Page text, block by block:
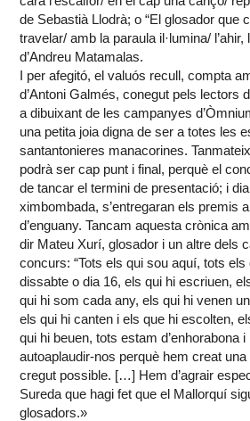
de Sebastià Llodrà; o “El glosador que
travelar/ amb la paraula il·lumina/ l’ahir,
d’Andreu Matamalas.
I per afegitó, el valuós recull, compta
d’Antoni Galmés, conegut pels lectors
a dibuixant de les campanyes
una petita joia digna de ser a totes les
santantonieres manacorines.
podrà ser cap punt i final, perquè el
de tancar el termini de presentació; i
ximbombada, s’entregaran els premis
d’enguany. Tancam aquesta crònica
dir Mateu Xurí, glosador i un altre dels
concurs: “Tots els qui sou aquí, tots
dissabte o dia 16, els qui hi escriuen,
qui hi som cada any, els qui hi venen
els qui hi canten i els que hi escolten,
qui hi beuen, tots estam d’enhorabona
autoaplaudir-nos perquè hem creat
cregut possible. […] Hem d’agrair
Sureda que hagi fet que el Mallorquí
glosadors.»